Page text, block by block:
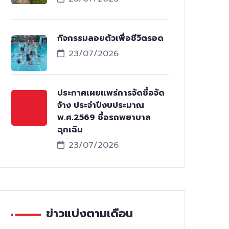
กิจกรรมลอยตัวเพื่อชีวิตรอด
23/07/2026
ประกาศเผยแพร่การจัดซื้อจัด
จ้าง ประจำปีงบประมาณ
พ.ศ.2569 ซื้อรถพยาบาล
ฉุกเฉิน
23/07/2026
ข่าวแบ่งตามเดือน